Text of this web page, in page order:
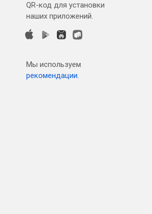
QR-код для установки
наших приложений.
Мы используем
рекомендации.